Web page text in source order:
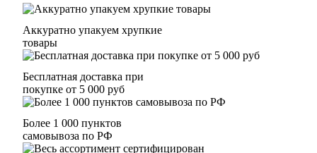
Аккуратно упакуем хрупкие
товары
Бесплатная доставка при
покупке от 5 000 руб
Более 1 000 пунктов
самовывоза по РФ